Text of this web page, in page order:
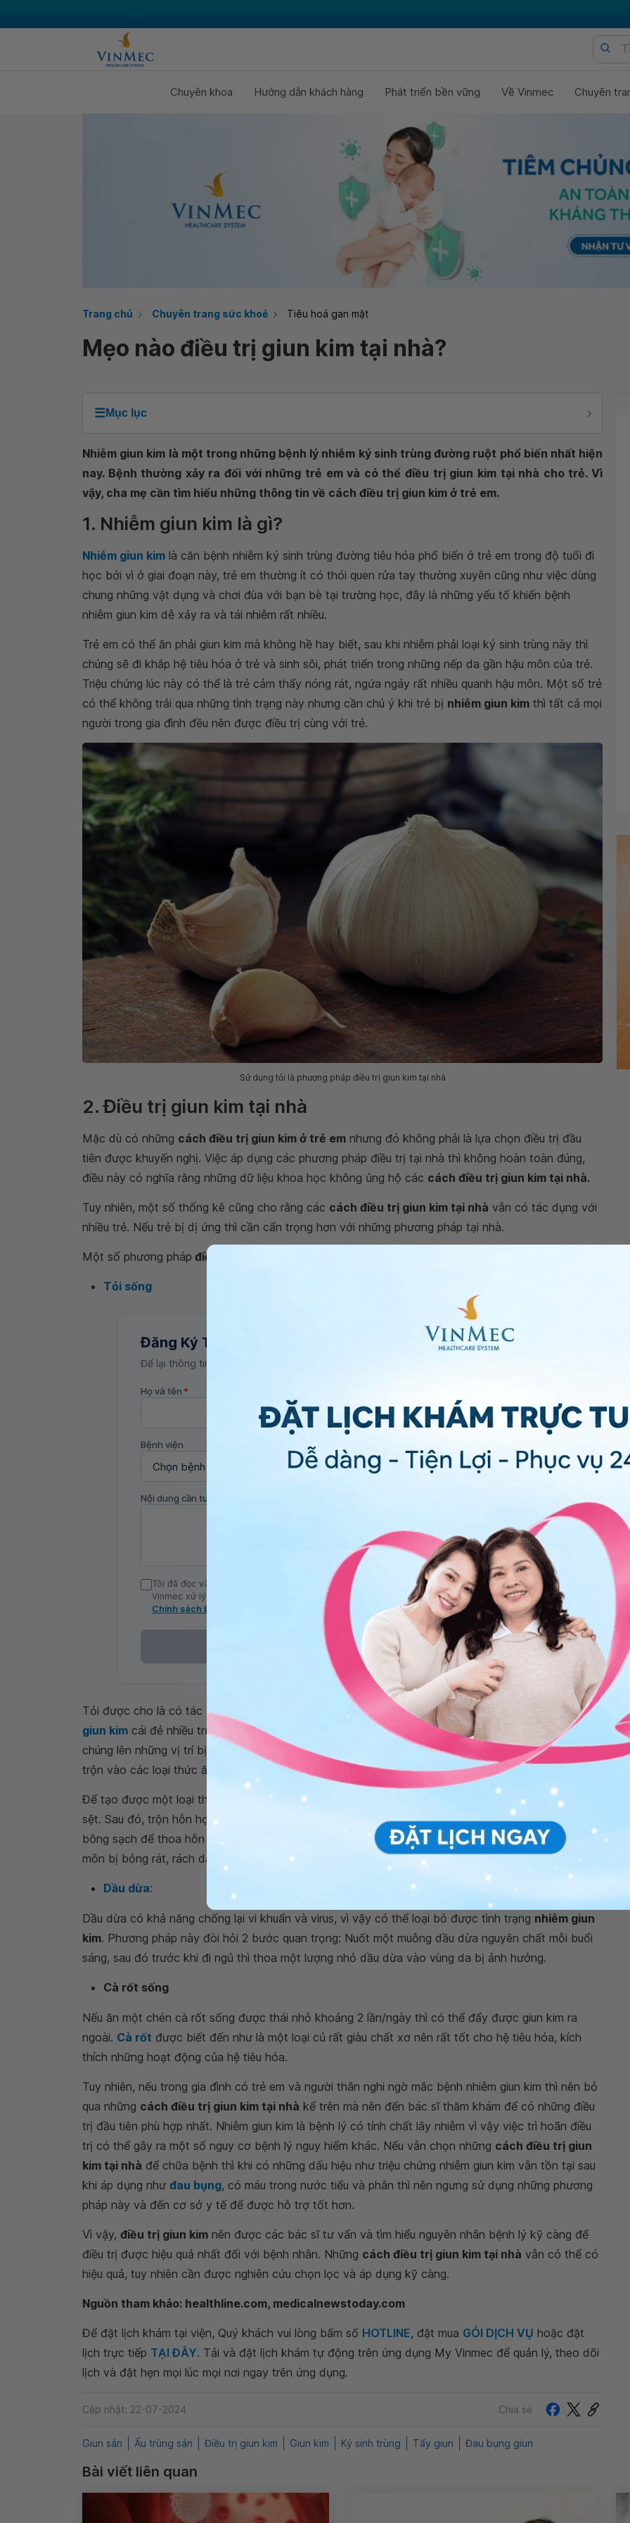
Chuyên khoa Hướng dẫn khách hàng Phát triển bền vững Về Vinmec Chuyên
Trang chủ Chuyên trang sức khoẻ Tiêu hoá gan mật
Mẹo nào điều trị giun kim tại nhà?
☰Mục lục
Nhiễm giun kim là một trong những bệnh lý nhiễm ký sinh trùng đường ruột phổ biến nhất hiện
nay. Bệnh thường xảy ra đối với những trẻ em và có thể điều trị giun kim tại nhà cho trẻ. Vì
vậy, cha mẹ cần tìm hiểu những thông tin về cách điều trị giun kim ở trẻ em.
1. Nhiễm giun kim là gì?
Nhiễm giun kim là căn bệnh nhiễm ký sinh trùng đường tiêu hóa phổ biến ở trẻ em trong độ tuổi đi
học bởi vì ở giai đoạn này, trẻ em thường ít có thói quen rửa tay thường xuyên cũng như việc dùng
chung những vật dụng và chơi đùa với bạn bè tại trường học, đây là những yếu tố khiến bệnh
nhiễm giun kim dễ xảy ra và tái nhiễm rất nhiều.
Trẻ em có thể ăn phải giun kim mà không hề hay biết, sau khi nhiễm phải loại ký sinh trùng này thì
chúng sẽ đi khắp hệ tiêu hóa ở trẻ và sinh sôi, phát triển trong những nếp da gần hậu môn của trẻ.
Triệu chứng lúc này có thể là trẻ cảm thấy nóng rát, ngứa ngáy rất nhiều quanh hậu môn. Một số trẻ
có thể không trải qua những tình trạng này nhưng cần chú ý khi trẻ bị nhiễm giun kim thì tất cả mọi
người trong gia đình đều nên được điều trị cùng với trẻ.
Sử dụng tỏi là phương pháp điều trị giun kim tại nhà
2. Điều trị giun kim tại nhà
Mặc dù có những cách điều trị giun kim ở trẻ em nhưng đó không phải là lựa chọn điều trị đầu
tiên được khuyến nghị. Việc áp dụng các phương pháp điều trị tại nhà thì không hoàn toàn đúng,
điều này có nghĩa rằng những dữ liệu khoa học không ủng hộ các cách điều trị giun kim tại nhà.
Tuy nhiên, một số thống kê cũng cho rằng các cách điều trị giun kim tại nhà vẫn có tác dụng với
nhiều trẻ. Nếu trẻ bị dị ứng thì cần cẩn trọng hơn với những phương pháp tại nhà.
Một số phương pháp điều trị giun kim
Tỏi sống
Đăng Ký Tư Vấn
Để lại thông tin, bác sĩ Vinmec sẽ liên hệ tư vấn trong 24 giờ.
Họ và tên *
Bệnh viện
Nội dung cần tư vấn
Tôi đã đọc và đồng ý với Chính sách bảo vệ dữ liệu cá nhân của Vinmec và chấp thuận để
Vinmec xử lý DLCN của tôi theo quy định của pháp luật về bảo vệ DLCN.
Chính sách bảo mật
Đăng Ký
Tỏi được cho là có tác dụng diệt được những trứng giun đang có trong cơ thể và ngăn được
giun kim cái đẻ nhiều trứng hơn. Cha mẹ có thể cho trẻ ăn tỏi sống với một liều lượng nhỏ hoặc bôi
chúng lên những vị trí bị ảnh hưởng. Một cách để dễ ăn tỏi hơn đó là thái tỏi thành những tép nhỏ,
trộn vào các loại thức ăn khác như bánh mì, mỳ ống,... hoặc có thể ăn riêng.
Để tạo được một loại thuốc bôi từ tỏi thì cần băm vài tép tỏi và nghiền chúng thành một hỗn hợp
sệt. Sau đó, trộn hỗn hợp này với lượng nhỏ dầu hay những dung môi khác. Cha mẹ nên dùng tăm
bông sạch để thoa hỗn hợp này lên hậu môn của trẻ. Nếu trẻ có da nhạy cảm, vùng da quanh hậu
môn bị bỏng rát, rách da hay đang bị viêm thì không nên áp dụng phương pháp bôi này.
Dầu dừa:
Dầu dừa có khả năng chống lại vi khuẩn và virus, vì vậy có thể loại bỏ được tình trạng nhiễm giun
kim. Phương pháp này đòi hỏi 2 bước quan trọng: Nuốt một muỗng dầu dừa nguyên chất mỗi buổi
sáng, sau đó trước khi đi ngủ thì thoa một lượng nhỏ dầu dừa vào vùng da bị ảnh hưởng.
Cà rốt sống
Nếu ăn một chén cà rốt sống được thái nhỏ khoảng 2 lần/ngày thì có thể đẩy được giun kim ra
ngoài. Cà rốt được biết đến như là một loại củ rất giàu chất xơ nên rất tốt cho hệ tiêu hóa, kích
thích những hoạt động của hệ tiêu hóa.
Tuy nhiên, nếu trong gia đình có trẻ em và người thân nghi ngờ mắc bệnh nhiễm giun kim thì nên bỏ
qua những cách điều trị giun kim tại nhà kể trên mà nên đến bác sĩ thăm khám để có những điều
trị đầu tiên phù hợp nhất. Nhiễm giun kim là bệnh lý có tính chất lây nhiễm vì vậy việc trì hoãn điều
trị có thể gây ra một số nguy cơ bệnh lý nguy hiểm khác. Nếu vẫn chọn những cách điều trị giun
kim tại nhà để chữa bệnh thì khi có những dấu hiệu như triệu chứng nhiễm giun kim vẫn tồn tại sau
khi áp dụng như đau bụng, có máu trong nước tiểu và phân thì nên ngưng sử dụng những phương
pháp này và đến cơ sở y tế để được hỗ trợ tốt hơn.
Vì vậy, điều trị giun kim nên được các bác sĩ tư vấn và tìm hiểu nguyên nhân bệnh lý kỹ càng để
điều trị được hiệu quả nhất đối với bệnh nhân. Những cách điều trị giun kim tại nhà vẫn có thể có
hiệu quả, tuy nhiên cần được nghiên cứu chọn lọc và áp dụng kỹ càng.
Nguồn tham khảo: healthline.com, medicalnewstoday.com
Để đặt lịch khám tại viện, Quý khách vui lòng bấm số HOTLINE, đặt mua GÓI DỊCH VỤ hoặc đặt
lịch trực tiếp TẠI ĐÂY. Tải và đặt lịch khám tự động trên ứng dụng My Vinmec để quản lý, theo dõi
lịch và đặt hẹn mọi lúc mọi nơi ngay trên ứng dụng.
Cập nhật: 22-07-2024 Chia sẻ
Giun sán Ấu trùng sán Điều trị giun kim Giun kim Ký sinh trùng Tẩy giun Đau bụng giun
Bài viết liên quan